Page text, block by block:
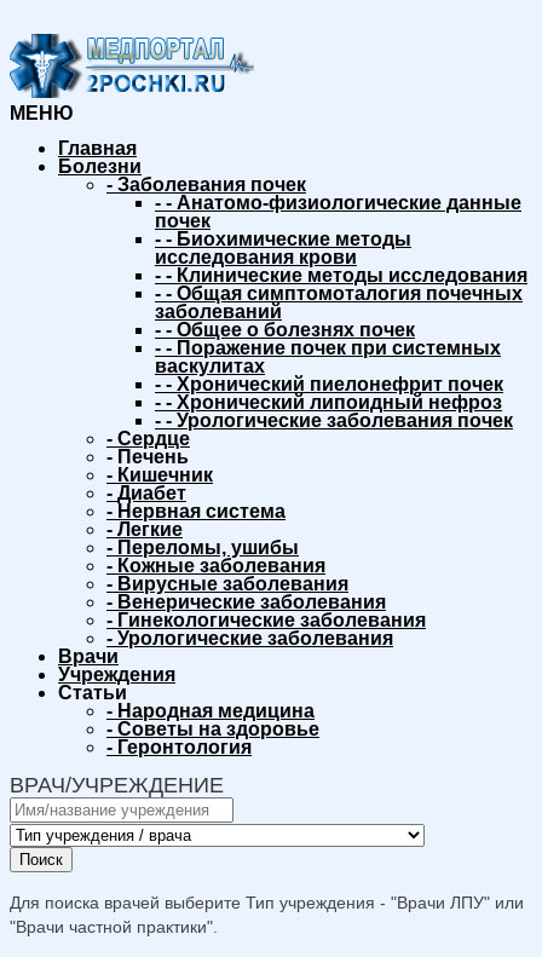
МЕНЮ
Главная
Болезни
- Заболевания почек
- - Анатомо-физиологические данные
почек
- - Биохимические методы
исследования крови
- - Клинические методы исследования
- - Общая симптомоталогия почечных
заболеваний
- - Общее о болезнях почек
- - Поражение почек при системных
васкулитах
- - Хронический пиелонефрит почек
- - Хронический липоидный нефроз
- - Урологические заболевания почек
- Сердце
- Печень
- Кишечник
- Диабет
- Нервная система
- Легкие
- Переломы, ушибы
- Кожные заболевания
- Вирусные заболевания
- Венерические заболевания
- Гинекологические заболевания
- Урологические заболевания
Врачи
Учреждения
Статьи
- Народная медицина
- Советы на здоровье
- Геронтология
ВРАЧ/УЧРЕЖДЕНИЕ
Поиск
Для поиска врачей выберите Тип учреждения - "Врачи ЛПУ" или
"Врачи частной практики".